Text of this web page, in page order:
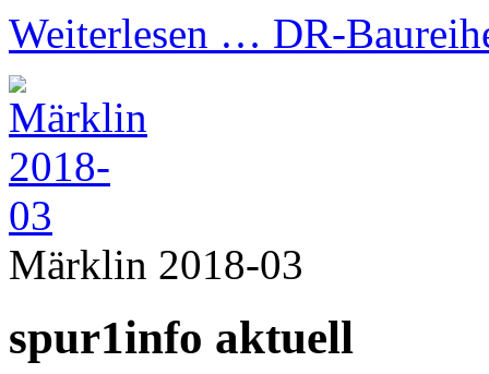
Weiterlesen … DR-
Märklin 2018-03
spur1info aktuell